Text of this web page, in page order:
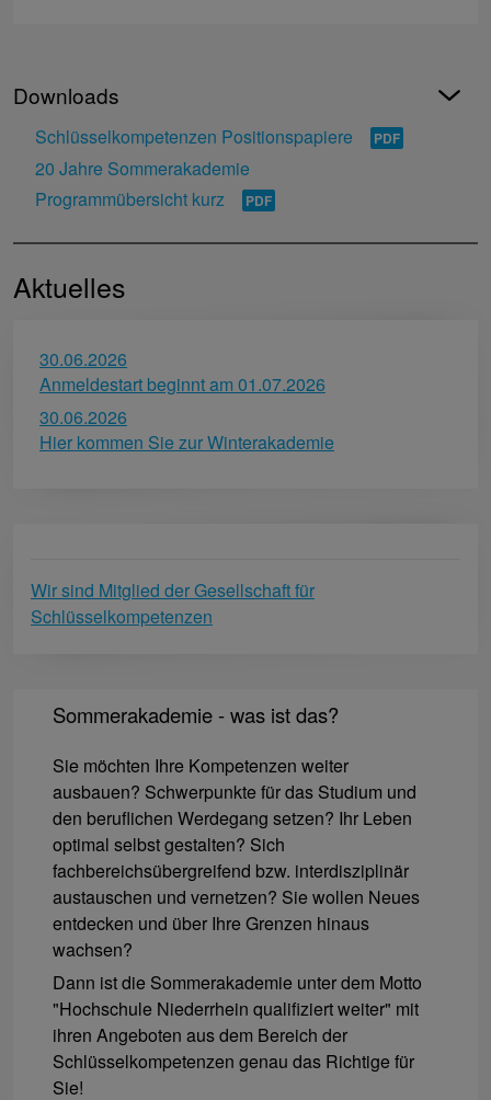
Downloads
Schlüsselkompetenzen Positionspapiere
20 Jahre Sommerakademie
Programmübersicht kurz
Aktuelles
30.06.2026
Anmeldestart beginnt am 01.07.2026
30.06.2026
Hier kommen Sie zur Winterakademie
Wir sind Mitglied der Gesellschaft für
Schlüsselkompetenzen
Sommerakademie - was ist das?
Sie möchten Ihre Kompetenzen weiter
ausbauen? Schwerpunkte für das Studium und
den beruflichen Werdegang setzen? Ihr Leben
optimal selbst gestalten? Sich
fachbereichsübergreifend bzw. interdisziplinär
austauschen und vernetzen? Sie wollen Neues
entdecken und über Ihre Grenzen hinaus
wachsen?
Dann ist die Sommerakademie unter dem Motto
"Hochschule Niederrhein qualifiziert weiter" mit
ihren Angeboten aus dem Bereich der
Schlüsselkompetenzen genau das Richtige für
Sie!